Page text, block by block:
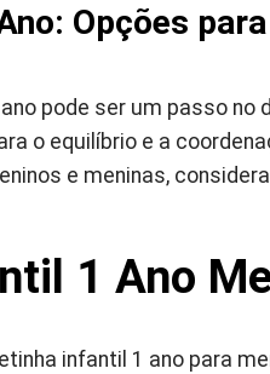
Opções
pode ser um passo no
o equilíbrio e a
e meninas,
1 Ano
infantil 1 ano para